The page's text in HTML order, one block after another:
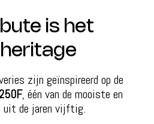
is het
zijn geïnspireerd op de
, één van de mooiste en
de jaren vijftig.